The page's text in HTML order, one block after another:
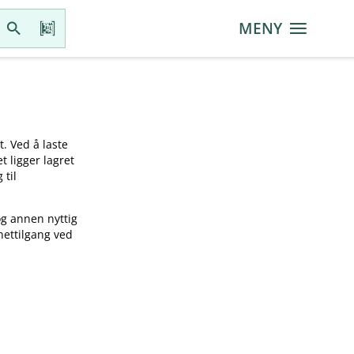
MENY
Ved å laste
ligger lagret
til
annen nyttig
ved